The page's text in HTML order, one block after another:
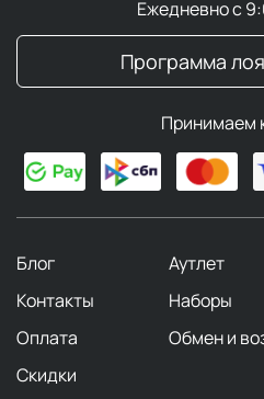
Ежедневно с
Программа
Принимаем
Блог Аутлет
Контакты
Наборы
Оплата
Обмен и
Скидки